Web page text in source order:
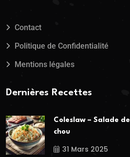
Contact
Politique de Confidentialité
Mentions légales
Dernières Recettes
Coleslaw – Salade de
chou
31 Mars 2025